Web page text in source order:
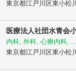
東京都江戸川区東小松
医療法人社団水青会
内科, 外科, 心療内科, ...
東京都江戸川区東小松